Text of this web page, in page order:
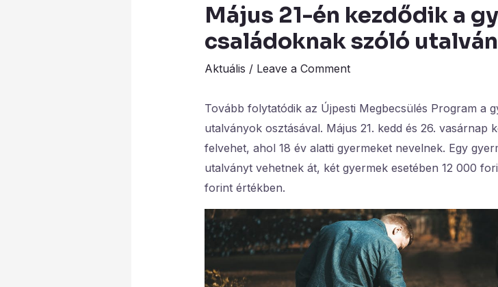
Május 21-én kezdődik a
családoknak szóló
Aktuális / Leave a Comment
Tovább folytatódik az Újpesti Megbecsülés Program a
utalványok osztásával. Május 21. kedd és 26. vasárnap
felvehet, ahol 18 év alatti gyermeket nevelnek. Egy
utalványt vehetnek át, két gyermek esetében 12 000
forint értékben.